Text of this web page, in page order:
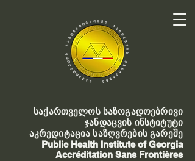
საქართველოს საზოგადოებრივი
ჯანდაცვის ინსტიტუტი
აკრედიტაცია საზღვრების გარეშე
Public Health Institute of Georgia
Accréditation Sans Frontières